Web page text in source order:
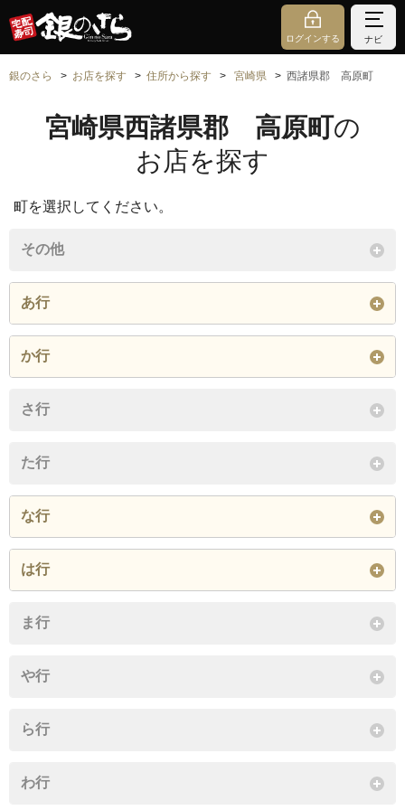
ログインする ナビ
銀のさら お店を探す 住所から探す 宮崎県 西諸県郡 高原町
宮崎県西諸県郡 高原町の
お店を探す
町を選択してください。
その他
あ行
大字後川内
か行
大字蒲牟田
さ行
た行
な行
は行
ま行
や行
ら行
わ行